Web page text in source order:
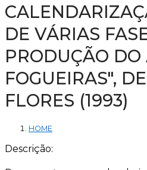
DE VÁRIAS
PRODUÇÃO
FOGUEIRAS",
FLORES (1993)
HOME
Descrição: